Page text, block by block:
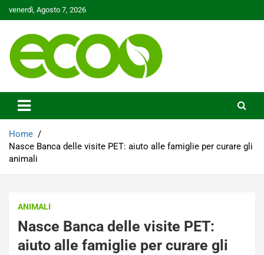
to
venerdì, Agosto 7, 2026
Ecoo.it
Home
Nasce Banca delle visite PET: aiuto alle famiglie per curare gli
animali
ANIMALI
Nasce Banca delle visite PET:
aiuto alle famiglie per curare gli